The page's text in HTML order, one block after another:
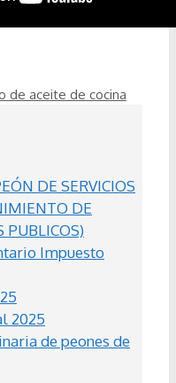
de aceite de cocina
DE SERVICIOS
DE
PUBLICOS)
Impuesto
2025
de peones de